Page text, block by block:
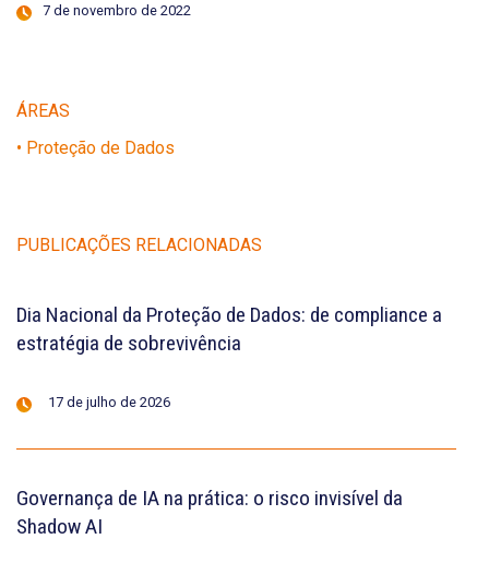
7 de novembro de 2022
ÁREAS
• Proteção de Dados
PUBLICAÇÕES RELACIONADAS
Dia Nacional da Proteção de Dados: de compliance a
estratégia de sobrevivência
17 de julho de 2026
Governança de IA na prática: o risco invisível da
Shadow AI